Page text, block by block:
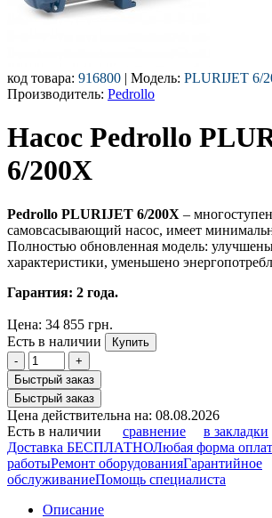
код товара: 916800 | Модель: PLURIJET 6/
Производитель: Pedrollo
Насос Pedrollo
6/200X
Pedrollo PLURIJET 6/200X –
самовсасывающий насос, имеет
Полностью обновленная модель:
характеристики, уменьшено
Гарантия: 2 года.
Цена: 34 855 грн.
Есть в наличии
Купить
-
+
Быстрый заказ
Быстрый заказ
Цена действительна на: 08.08.2026
Есть в наличии
сравнение
в закладки
Доставка БЕСПЛАТНОЛюбая форма
работыРемонт оборудованияГарантийное
обслуживаниеПомощь специалиста
Описание